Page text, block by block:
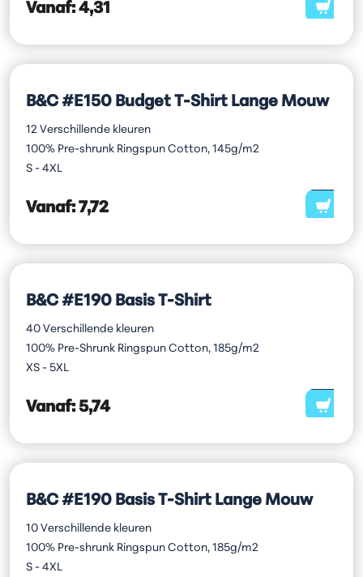
Vanaf: 4,31
B&C #E150 Budget T-Shirt Lange Mouw
12 Verschillende kleuren
100% Pre-shrunk Ringspun Cotton, 145g/m2
S - 4XL
Vanaf: 7,72
B&C #E190 Basis T-Shirt
40 Verschillende kleuren
100% Pre-Shrunk Ringspun Cotton, 185g/m2
XS - 5XL
Vanaf: 5,74
B&C #E190 Basis T-Shirt Lange Mouw
10 Verschillende kleuren
100% Pre-shrunk Ringspun Cotton, 185g/m2
S - 4XL